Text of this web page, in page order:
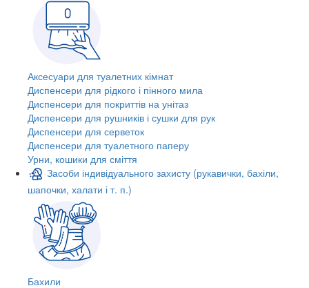
Аксесуари для туалетних кімнат
Диспенсери для рідкого і пінного мила
Диспенсери для покриттів на унітаз
Диспенсери для рушників і сушки для рук
Диспенсери для серветок
Диспенсери для туалетного паперу
Урни, кошики для сміття
Засоби індивідуального захисту (рукавички, бахіли,
шапочки, халати і т. п.)
Бахили